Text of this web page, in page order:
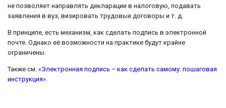
не позволяет направлять декларации в налоговую, подавать
заявления в вуз, визировать трудовые договоры и т. д.
В принципе, есть механизм, как сделать подпись в электронной
почте. Однако её возможности на практике будут крайне
ограничены.
Также см. «Электронная подпись – как сделать самому: пошаговая
инструкция».